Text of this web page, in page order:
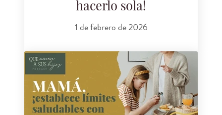
hacerlo sola!
1 de febrero de 2026